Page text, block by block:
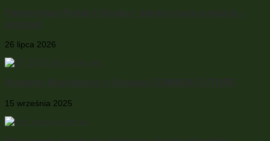
26 lipca 2026
15 września 2025